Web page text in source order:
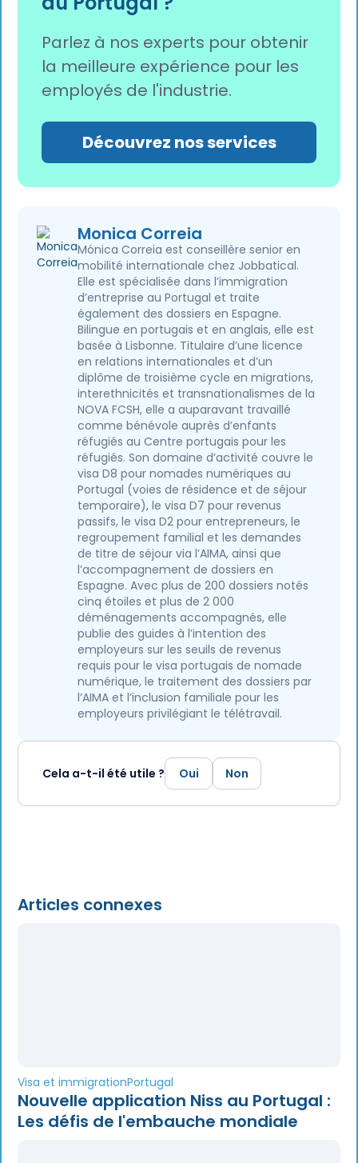
Parlez à nos experts pour obtenir
la meilleure expérience pour les
employés de l'industrie.
Découvrez nos services
Monica Correia
Mónica Correia est conseillère senior en
mobilité internationale chez Jobbatical.
Elle est spécialisée dans l’immigration
d’entreprise au Portugal et traite
également des dossiers en Espagne.
Bilingue en portugais et en anglais, elle est
basée à Lisbonne. Titulaire d’une licence
en relations internationales et d’un
diplôme de troisième cycle en migrations,
interethnicités et transnationalismes de la
NOVA FCSH, elle a auparavant travaillé
comme bénévole auprès d’enfants
réfugiés au Centre portugais pour les
réfugiés. Son domaine d’activité couvre le
visa D8 pour nomades numériques au
Portugal (voies de résidence et de séjour
temporaire), le visa D7 pour revenus
passifs, le visa D2 pour entrepreneurs, le
regroupement familial et les demandes
de titre de séjour via l’AIMA, ainsi que
l’accompagnement de dossiers en
Espagne. Avec plus de 200 dossiers notés
cinq étoiles et plus de 2 000
déménagements accompagnés, elle
publie des guides à l’intention des
employeurs sur les seuils de revenus
requis pour le visa portugais de nomade
numérique, le traitement des dossiers par
l’AIMA et l’inclusion familiale pour les
employeurs privilégiant le télétravail.
Cela a-t-il été utile ? Oui Non
Articles connexes
Visa et immigrationPortugal
Nouvelle application Niss au Portugal :
Les défis de l'embauche mondiale